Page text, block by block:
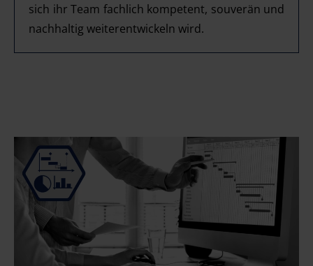
sich ihr Team fachlich kompetent, souverän und
nachhaltig weiterentwickeln wird.